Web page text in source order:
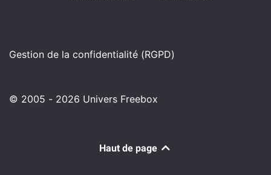
Gestion de la confidentialité (RGPD)
© 2005 - 2026 Univers Freebox
Haut de page